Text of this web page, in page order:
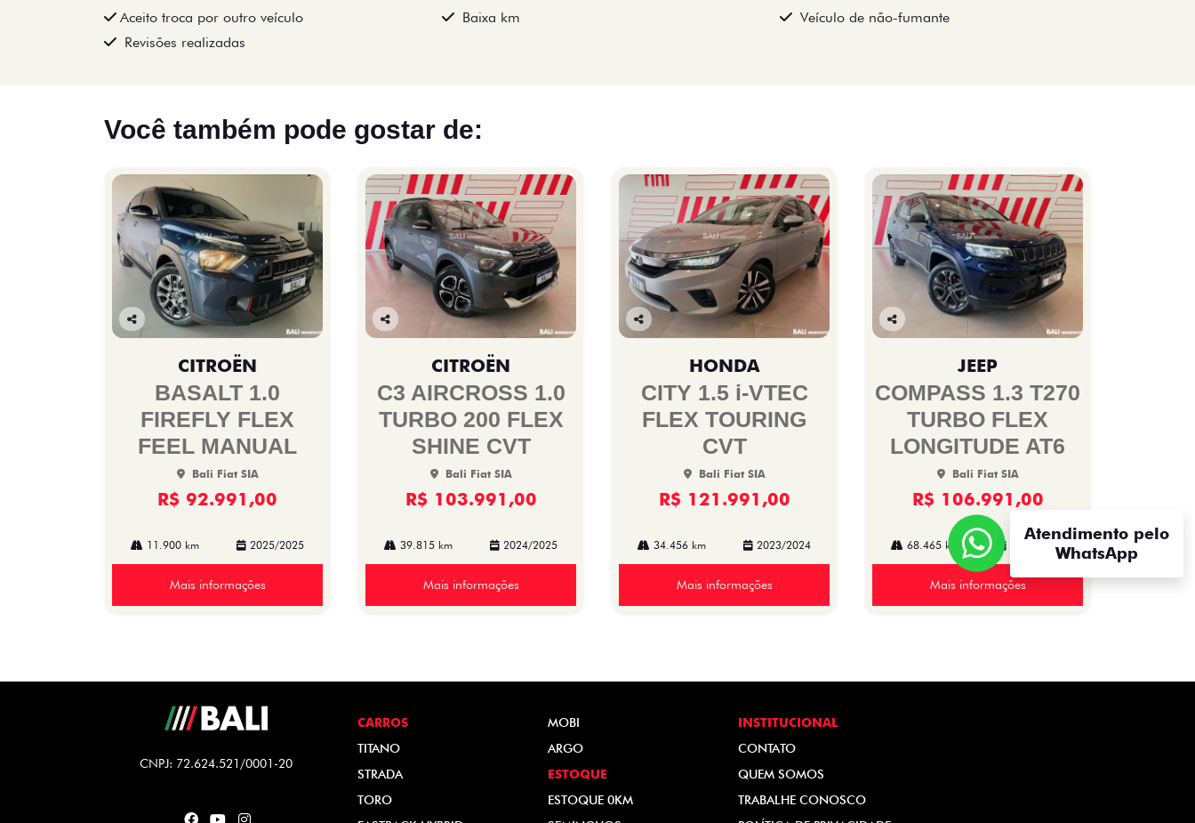
Aceito troca por outro veículo Baixa km
Veículo de não-fumante
Revisões realizadas
Você também pode gostar de:
Co
CITROËN
BASALT 1.0
FIREFLY FLEX
FEEL MANUAL
Bali Fiat SIA
R$ 92.991,00
11.900 km 2025/2025
Mais informações
Co
lhe
CITROËN
C3 AIRCROSS 1.0
TURBO 200 FLEX
SHINE CVT
Bali Fiat SIA
R$ 103.991,00
39.815 km 2024/2025
Mais informações
Co
lhe
HONDA
CITY 1.5 i-VTEC
FLEX TOURING
CVT
Bali Fiat SIA
R$ 121.991,00
34.456 km 2023/2024
Mais informações
Co
lhe
JEEP
COMPASS 1.3 T270
TURBO FLEX
LONGITUDE AT6
Bali Fiat SIA
R$ 106.991,00
68.465 km 2021/2022
Mais informações
CNPJ: 72.624.521/0001-20
CARROS
TITANO
STRADA
TORO
MOBI
ARGO
ESTOQUE
ESTOQUE 0KM
INSTITUCIONAL
CONTATO
QUEM SOMOS
TRABALHE CONOSCO
Atendimento pelo
WhatsApp